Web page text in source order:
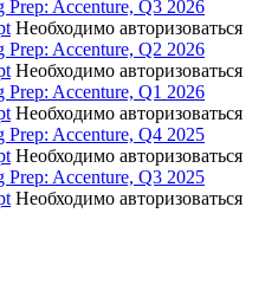
Prep: Accenture, Q3 2026
Необходимо авторизоваться
Prep: Accenture, Q2 2026
Необходимо авторизоваться
Prep: Accenture, Q1 2026
Необходимо авторизоваться
Prep: Accenture, Q4 2025
Необходимо авторизоваться
Prep: Accenture, Q3 2025
Необходимо авторизоваться